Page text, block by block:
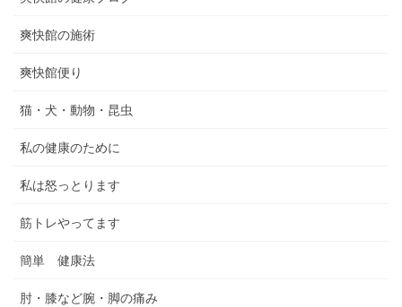
爽快館の施術
爽快館便り
猫・犬・動物・昆虫
私の健康のために
私は怒っとります
筋トレやってます
簡単 健康法
肘・膝など腕・脚の痛み